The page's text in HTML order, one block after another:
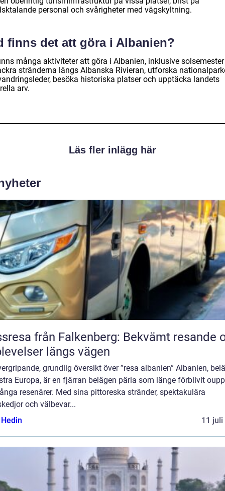
personal och svårigheter med vägskyltning.
finns det att göra i Albanien?
många aktiviteter att göra i Albanien, inklusive
stränderna längs Albanska Rivieran, utforska
besöka historiska platser och upptäcka landets
arv.
Läs fler inlägg här
från Falkenberg: Bekvämt resande
längs vägen
grundlig översikt över ”resa albanien” Albanien,
Europa, är en fjärran belägen pärla som länge förblivit
resenärer. Med sina pittoreska stränder, spektakulära
och välbevar...
11 juli